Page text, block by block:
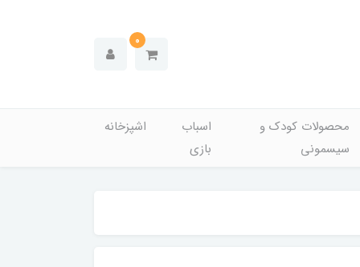
0
محصولات کودک و
سیسمونی
اسباب
بازی
اشپزخانه